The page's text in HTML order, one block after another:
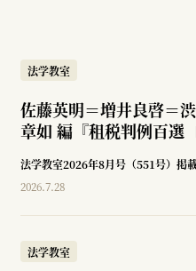
法学教室
佐藤英明＝増井良啓＝
章如 編『租税判例百選
法学教室2026年8月号（551号）掲
2026.7.28
法学教室